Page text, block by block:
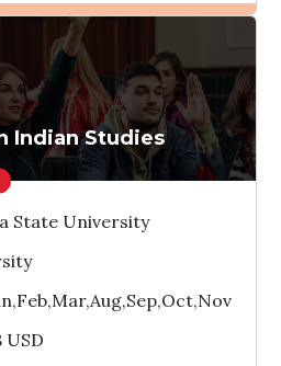
Ghi danh
Tham vấn Interlink
Indian Studies
State University
USD